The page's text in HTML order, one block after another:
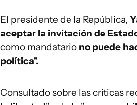
El presidente de la República,
aceptar la invitación de
como mandatario no puede
política".
Consultado sobre las críticas